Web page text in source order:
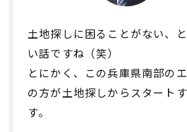
土地探しに困ることがない、
い話ですね（笑）
とにかく、この兵庫県南部の
の方が土地探しからスタート
す。